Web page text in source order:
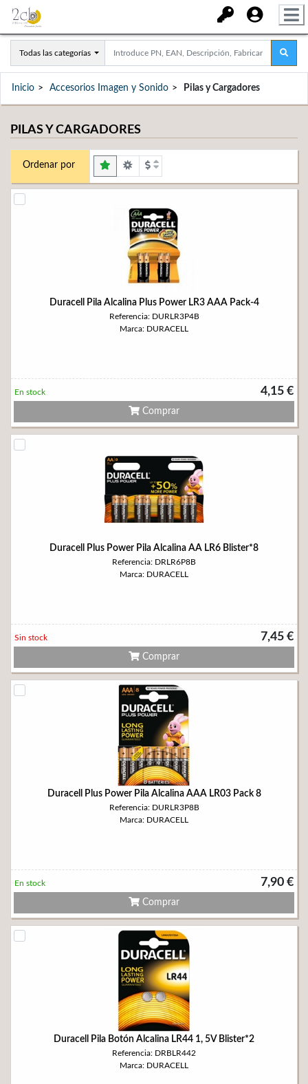
Todas las categorías
Inicio Accesorios Imagen y Sonido Pilas y Cargadores
PILAS Y CARGADORES
Ordenar por
Duracell Pila Alcalina Plus Power LR3 AAA Pack-4
Referencia: DURLR3P4B
Marca: DURACELL
4,15 €
En stock
Comprar
Duracell Plus Power Pila Alcalina AA LR6 Blister*8
Referencia: DRLR6P8B
Marca: DURACELL
7,45 €
Sin stock
Comprar
Duracell Plus Power Pila Alcalina AAA LR03 Pack 8
Referencia: DURLR3P8B
Marca: DURACELL
7,90 €
En stock
Comprar
Duracell Pila Botón Alcalina LR44 1, 5V Blister*2
Referencia: DRBLR442
Marca: DURACELL